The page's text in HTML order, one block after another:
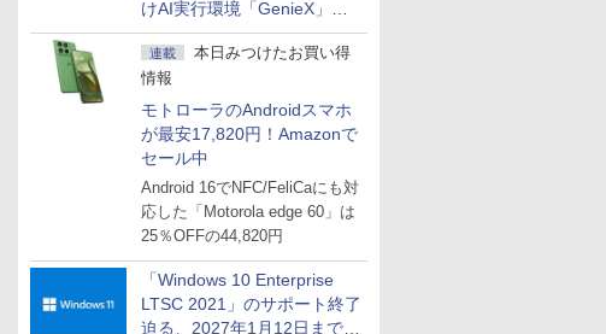
けAI実行環境「GenieX」を
試してみた
連載
本日みつけたお買い得
情報
モトローラのAndroidスマホ
が最安17,820円！Amazonで
セール中
Android 16でNFC/FeliCaにも対
応した「Motorola edge 60」は
25％OFFの44,820円
「Windows 10 Enterprise
LTSC 2021」のサポート終了
迫る、2027年1月12日まで